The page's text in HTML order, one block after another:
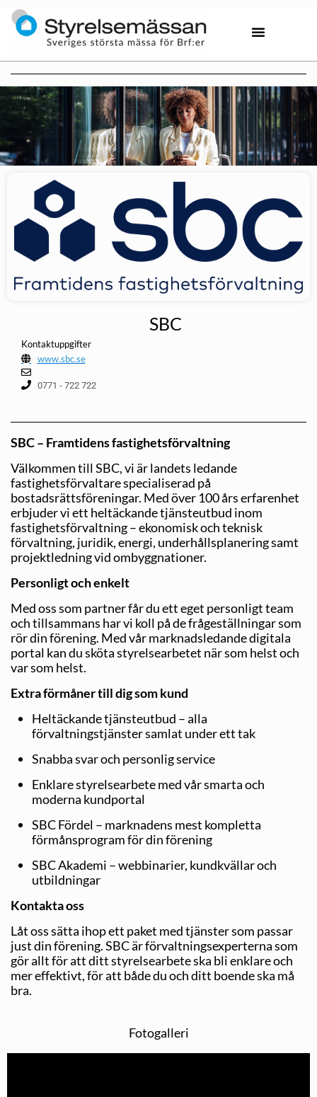
SBC
Kontaktuppgifter
www.sbc.se
0771 - 722 722
SBC – Framtidens fastighetsförvaltning
Välkommen till SBC, vi är landets ledande
fastighetsförvaltare specialiserad på
bostadsrättsföreningar. Med över 100 års erfarenhet
erbjuder vi ett heltäckande tjänsteutbud inom
fastighetsförvaltning – ekonomisk och teknisk
förvaltning, juridik, energi, underhållsplanering samt
projektledning vid ombyggnationer.
Personligt och enkelt
Med oss som partner får du ett eget personligt team
och tillsammans har vi koll på de frågeställningar som
rör din förening. Med vår marknadsledande digitala
portal kan du sköta styrelsearbetet när som helst och
var som helst.
Extra förmåner till dig som kund
Heltäckande tjänsteutbud – alla
förvaltningstjänster samlat under ett tak
Snabba svar och personlig service
Enklare styrelsearbete med vår smarta och
moderna kundportal
SBC Fördel – marknadens mest kompletta
förmånsprogram för din förening
SBC Akademi – webbinarier, kundkvällar och
utbildningar
Kontakta oss
Låt oss sätta ihop ett paket med tjänster som passar
just din förening. SBC är förvaltningsexperterna som
gör allt för att ditt styrelsearbete ska bli enklare och
mer effektivt, för att både du och ditt boende ska må
bra.
Fotogalleri